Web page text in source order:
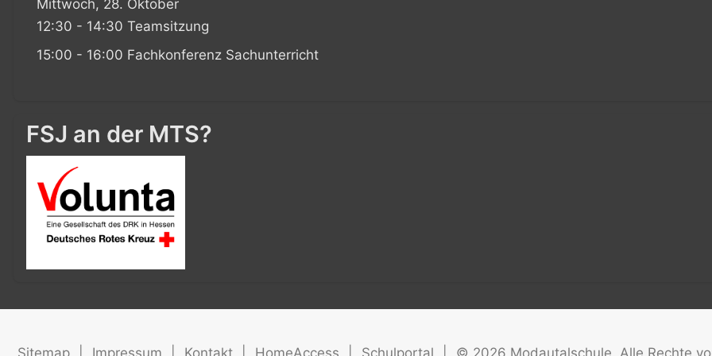
Mittwoch, 28. Oktober
12:30 - 14:30 Teamsitzung
15:00 - 16:00 Fachkonferenz Sachunterricht
FSJ an der MTS?
Sitemap Impressum Kontakt HomeAccess Schulportal © 2026 Modautalschule. Alle Rechte